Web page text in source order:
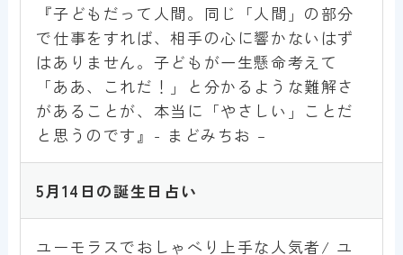
『子どもだって人間。同じ「人間」の部分
で仕事をすれば、相手の心に響かないはず
はありません。子どもが一生懸命考えて
「ああ、これだ！」と分かるような難解さ
があることが、本当に「やさしい」ことだ
と思うのです』- まどみちお –
5月 14 日の誕生日占い
ユーモラスでおしゃべり上手な人気者/ ユ